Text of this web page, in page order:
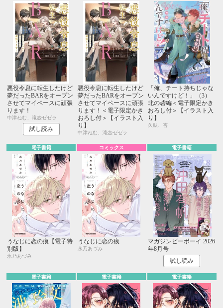
悪役令息に転生したけど
夢だったBARをオープン
させてマイペースに頑張
ります！
中津ねむ、滝壺ゼゼラ
試し読み
悪役令息に転生したけど
夢だったBARをオープン
させてマイペースに頑張
ります！＜電子限定かき
おろし付＞【イラスト入
り】
中津ねむ、滝壺ゼゼラ
「俺、チート持ちじゃな
いんですけど！」（3）
北の砦編＜電子限定かき
おろし付＞【イラスト入
り】
久臥、杏
電子書籍
うなじに恋の痕【電子特
別版】
永乃あづみ
コミックス
うなじに恋の痕
永乃あづみ
電子書籍
マガジンビーボーイ 2026
年8月号
試し読み
電子書籍 電子書籍 電子書籍